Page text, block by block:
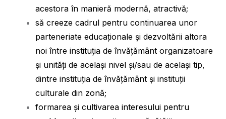
acestora în manieră modernă, atractivă;
să creeze cadrul pentru continuarea unor
parteneriate educaționale și dezvoltării altora
noi între instituția de învățământ organizatoare
și unități de același nivel și/sau de același tip,
dintre instituția de învățământ și instituții
culturale din zonă;
formarea şi cultivarea interesului pentru